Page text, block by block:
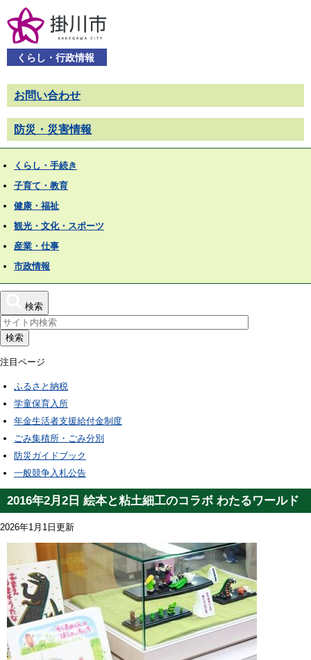
くらし・行政情報
お問い合わせ
防災・災害情報
くらし・手続き
子育て・教育
健康・福祉
観光・文化・スポーツ
産業・仕事
市政情報
検索
検索
注目ページ
ふるさと納税
学童保育入所
年金生活者支援給付金制度
ごみ集積所・ごみ分別
防災ガイドブック
一般競争入札公告
2016年2月2日 絵本と粘土細工のコラボ わたるワールド
2026年1月1日更新